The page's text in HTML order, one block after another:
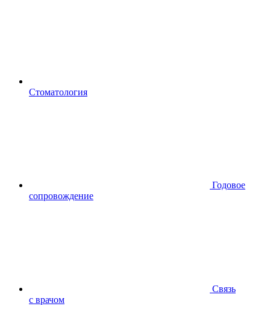
Стоматология
Годовое
сопровождение
Связь
с врачом